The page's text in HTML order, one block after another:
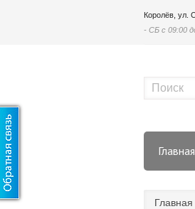
Королёв, ул.
- СБ с 09:00
Главная
Главная